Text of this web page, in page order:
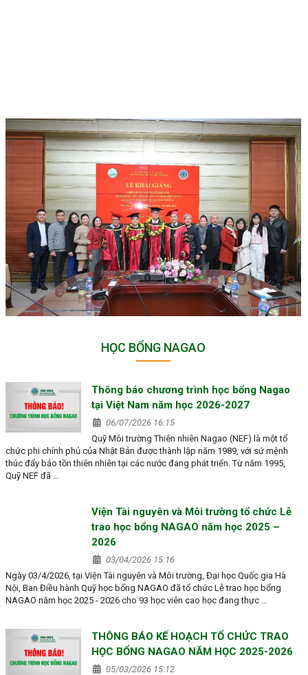
HỌC BỔNG NAGAO
Thông báo chương trình học bổng Nagao
tại Việt Nam năm học 2026-2027
06/07/2026 16:15
Quỹ Môi trường Thiên nhiên Nagao (NEF) là một tổ
chức phi chính phủ của Nhật Bản được thành lập năm 1989, với sứ mệnh
thúc đẩy bảo tồn thiên nhiên tại các nước đang phát triển. Từ năm 1995,
Quỹ NEF đã …
Viện Tài nguyên và Môi trường tổ chức Lễ
trao học bổng NAGAO năm học 2025 –
2026
03/04/2026 15:16
Ngày 03/4/2026, tại Viện Tài nguyên và Môi trường, Đại học Quốc gia Hà
Nội, Ban Điều hành Quỹ học bổng NAGAO đã tổ chức Lễ trao học bổng
NAGAO năm học 2025 - 2026 cho 93 học viên cao học đang thực …
THÔNG BÁO KẾ HOẠCH TỔ CHỨC TRAO
HỌC BỔNG NAGAO NĂM HỌC 2025-2026
05/03/2026 15:12